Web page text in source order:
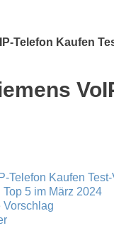
Telefon Kaufen
Telefon Kaufen
5 im März 2024
Vorschlag